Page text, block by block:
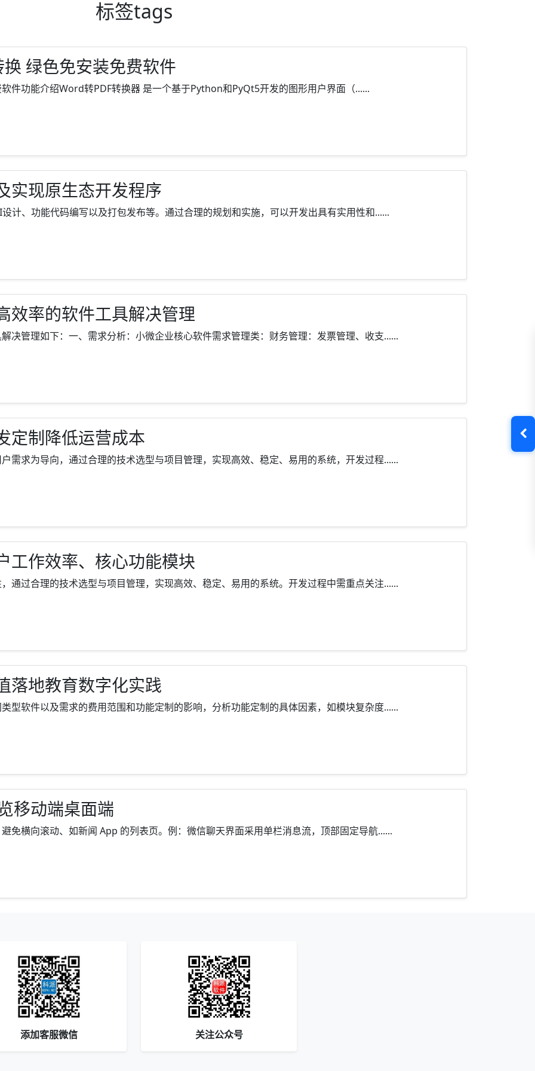
标签tags
绿色免安装免费软件
件功能介绍Word转PDF转换器 是一个基于Python和PyQt5开发的图形用户界面（......
实现原生态开发程序
计、功能代码编写以及打包发布等。通过合理的规划和实施，可以开发出具有实用性和......
效率的软件工具解决管理
决管理如下：一、需求分析：小微企业核心软件需求管理类：财务管理：发票管理、收支......
定制降低运营成本
需求为导向，通过合理的技术选型与项目管理，实现高效、稳定、易用的系统，开发过程......
工作效率、核心功能模块
通过合理的技术选型与项目管理，实现高效、稳定、易用的系统。开发过程中需重点关注......
落地教育数字化实践
型软件以及需求的费用范围和功能定制的影响，分析功能定制的具体因素，如模块复杂度......
移动端桌面端
免横向滚动、如新闻 App 的列表页。例：微信聊天界面采用单栏消息流，顶部固定导航......
添加客服微信 关注公众号